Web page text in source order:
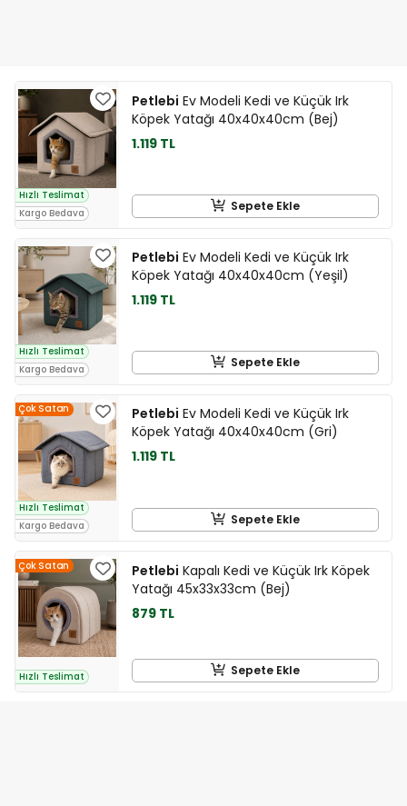
Hızlı Teslimat
Kargo Bedava
Petlebi Ev Modeli Kedi ve Küçük Irk
Köpek Yatağı 40x40x40cm (Bej)
1.119 TL
Sepete Ekle
Hızlı Teslimat
Kargo Bedava
Petlebi Ev Modeli Kedi ve Küçük Irk
Köpek Yatağı 40x40x40cm (Yeşil)
1.119 TL
Sepete Ekle
Çok Satan
Hızlı Teslimat
Kargo Bedava
Petlebi Ev Modeli Kedi ve Küçük Irk
Köpek Yatağı 40x40x40cm (Gri)
1.119 TL
Sepete Ekle
Çok Satan
Hızlı Teslimat
Petlebi Kapalı Kedi ve Küçük Irk Köpek
Yatağı 45x33x33cm (Bej)
879 TL
Sepete Ekle